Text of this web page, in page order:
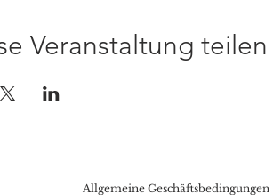
Veranstaltung teilen
Allgemeine Geschäftsbedingungen